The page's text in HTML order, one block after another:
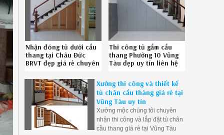
Nhận đóng tủ dưới cầu
thang tại Châu Đức
BRVT đẹp giá rẻ chuyên
086789.5828
Thi công tủ gầm cầu
thang Phường 10 Vũng
Tàu đẹp uy tín liên hệ
Xưởng thi công và thiết kế
tủ chân cầu thàng giá rẻ tại
Vũng Tàu uy tín
Xưởng mộc chúng tôi chuyên
nhận thi công và lắp đặt tủ chân
cầu thang giá rẻ tại Vũng Tàu